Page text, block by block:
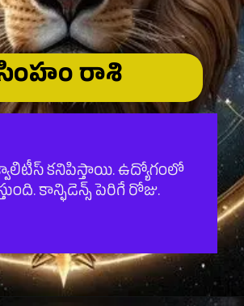
కనిపిస్తాయి. ఉద్యోగంలో
కాన్ఫిడెన్స్ పెరిగే రోజు.
రాశి